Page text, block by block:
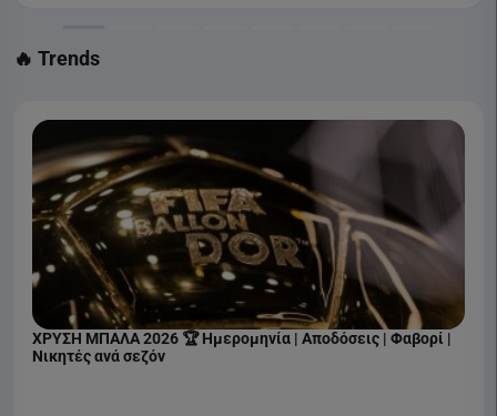
🔥 Trends
ΧΡΥΣΗ ΜΠΑΛΑ 2026 🏆 Ημερομηνία | Αποδόσεις | Φαβορί |
Νικητές ανά σεζόν